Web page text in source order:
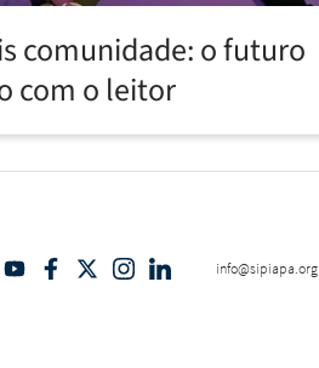
comunidade: o futuro
com o leitor
info@sipiapa.org